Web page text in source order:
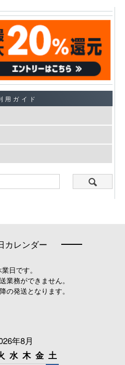
用ガイド
カレンダー
日です。
業務ができません。
の発送となります。
年8月
水 木 金 土